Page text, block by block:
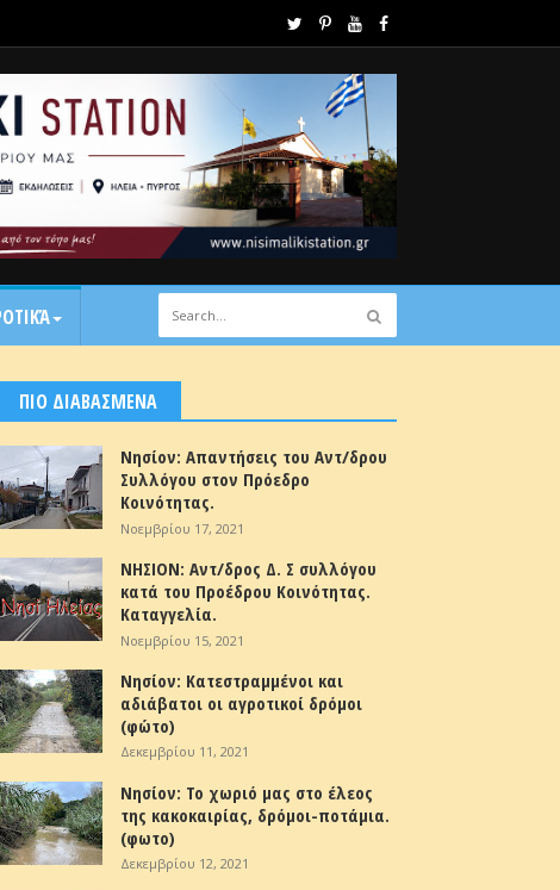
ΠΙΟ ΔΙΑΒΑΣΜΕΝΑ
Νησίον: Απαντήσεις του Αντ/δρου
Συλλόγου στον Πρόεδρο
Κοινότητας.
Νοεμβρίου 17, 2021
ΝΗΣΙΟΝ: Αντ/δρος Δ. Σ συλλόγου
κατά του Προέδρου Κοινότητας.
Καταγγελία.
Νοεμβρίου 15, 2021
Νησίον: Κατεστραμμένοι και
αδιάβατοι οι αγροτικοί δρόμοι
(φώτο)
Δεκεμβρίου 11, 2021
Νησίον: Το χωριό μας στο έλεος
της κακοκαιρίας, δρόμοι-ποτάμια.
(φωτο)
Δεκεμβρίου 12, 2021